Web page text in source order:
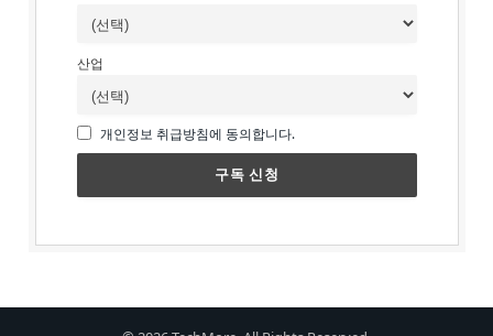
산업
개인정보 취급방침에 동의합니다.